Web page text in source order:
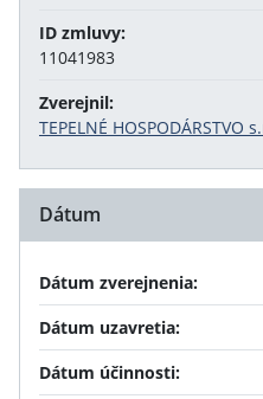
ID zmluvy:
11041983
Zverejnil:
TEPELNÉ HOSPODÁRSTVO
Dátum
Dátum zverejnenia:
Dátum uzavretia:
Dátum účinnosti: